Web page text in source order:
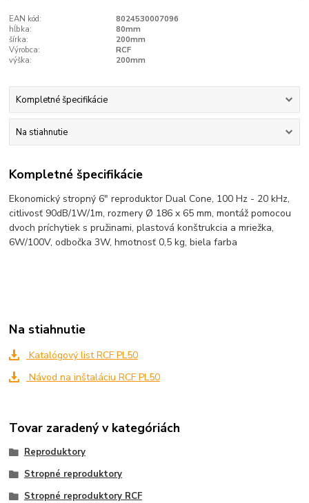
EAN kód:
8024530007096
hĺbka:
80mm
šírka:
200mm
Výrobca:
RCF
výška:
200mm
Kompletné špecifikácie
Na stiahnutie
Kompletné špecifikácie
Ekonomický stropný 6" reproduktor Dual Cone, 100 Hz - 20 kHz,
citlivosť 90dB/1W/1m, rozmery Ø 186 x 65 mm, montáž pomocou
dvoch príchytiek s pružinami, plastová konštrukcia a mriežka,
6W/100V, odbočka 3W, hmotnosť 0,5 kg, biela farba
Na stiahnutie
Katalógový list RCF PL50
Návod na inštaláciu RCF PL50
Tovar zaradený v kategóriách
Reproduktory
Stropné reproduktory
Stropné reproduktory RCF